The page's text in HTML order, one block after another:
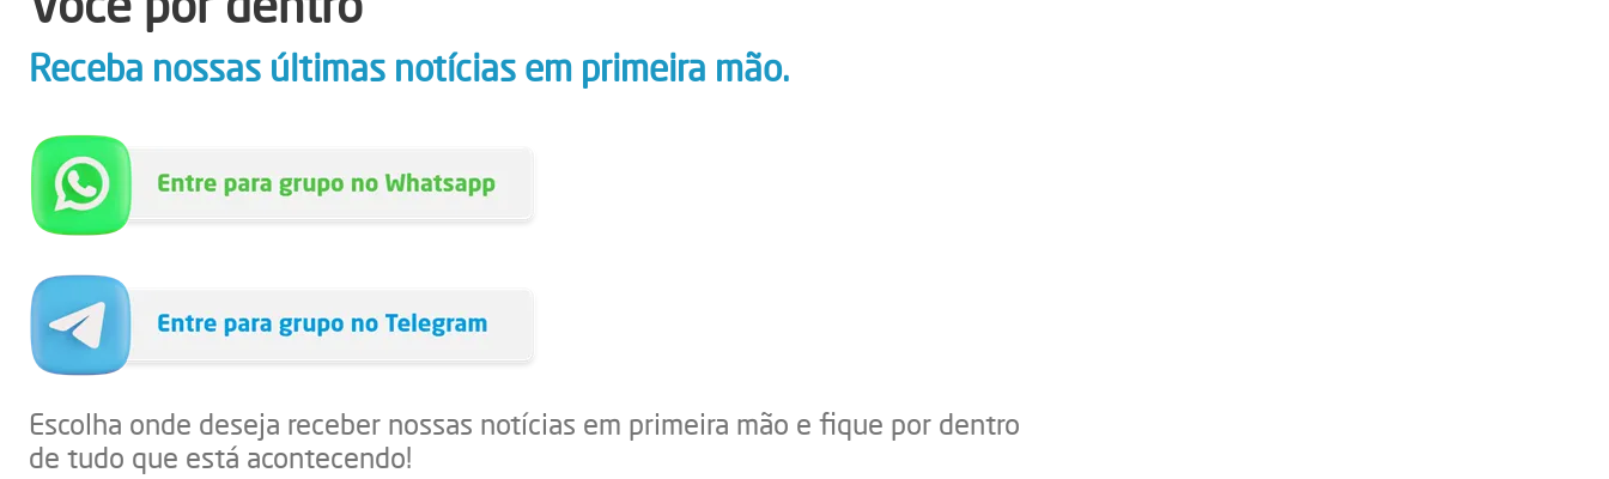
Receba nossas últimas notícias em primeira mão.
Escolha onde deseja receber nossas notícias em primeira mão e fique por dentro
de tudo que está acontecendo!